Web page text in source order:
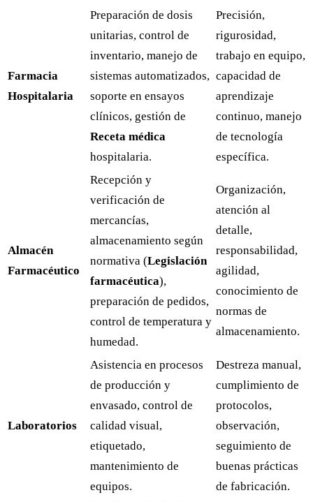
Farmacia
Hospitalaria
Preparación de dosis
unitarias, control de
inventario, manejo de
sistemas automatizados,
soporte en ensayos
clínicos, gestión de
Receta médica
hospitalaria.
Precisión,
rigurosidad,
trabajo en equipo,
capacidad de
aprendizaje
continuo, manejo
de tecnología
específica.
Almacén
Farmacéutico
Recepción y
verificación de
mercancías,
almacenamiento según
normativa (Legislación
farmacéutica),
preparación de pedidos,
control de temperatura y
humedad.
Organización,
atención al
detalle,
responsabilidad,
agilidad,
conocimiento de
normas de
almacenamiento.
Laboratorios
Asistencia en procesos
de producción y
envasado, control de
calidad visual,
etiquetado,
mantenimiento de
equipos.
Destreza manual,
cumplimiento de
protocolos,
observación,
seguimiento de
buenas prácticas
de fabricación.